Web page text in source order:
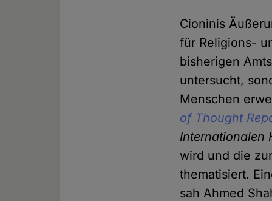
Cioninis
für Religions-
bisherigen
untersucht,
Menschen
of Thought
Internationalen
wird und die
thematisiert.
sah Ahmed